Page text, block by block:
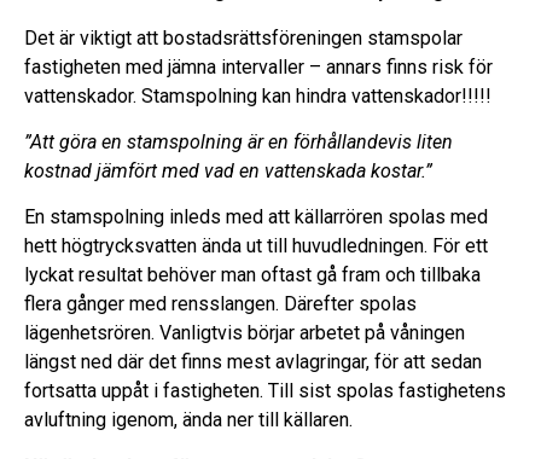
Det är viktigt att bostadsrättsföreningen stamspolar
fastigheten med jämna intervaller – annars finns risk för
vattenskador. Stamspolning kan hindra vattenskador!!!!!
”Att göra en stamspolning är en förhållandevis liten
kostnad jämfört med vad en vattenskada kostar.”
En stamspolning inleds med att källarrören spolas med
hett högtrycksvatten ända ut till huvudledningen. För ett
lyckat resultat behöver man oftast gå fram och tillbaka
flera gånger med rensslangen. Därefter spolas
lägenhetsrören. Vanligtvis börjar arbetet på våningen
längst ned där det finns mest avlagringar, för att sedan
fortsatta uppåt i fastigheten. Till sist spolas fastighetens
avluftning igenom, ända ner till källaren.